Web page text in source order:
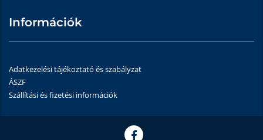
Információk
Adatkezelési tájékoztató és szabályzat
ÁSZF
Szállítási és fizetési információk